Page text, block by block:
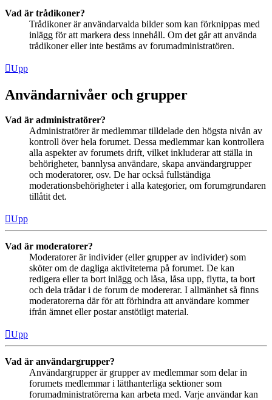
Vad är trådikoner?
Trådikoner är användarvalda bilder som kan förknippas med
inlägg för att markera dess innehåll. Om det går att använda
trådikoner eller inte bestäms av forumadministratören.
Upp
Användarnivåer och grupper
Vad är administratörer?
Administratörer är medlemmar tilldelade den högsta nivån av
kontroll över hela forumet. Dessa medlemmar kan kontrollera
alla aspekter av forumets drift, vilket inkluderar att ställa in
behörigheter, bannlysa användare, skapa användargrupper
och moderatorer, osv. De har också fullständiga
moderationsbehörigheter i alla kategorier, om forumgrundaren
tillåtit det.
Upp
Vad är moderatorer?
Moderatorer är individer (eller grupper av individer) som
sköter om de dagliga aktiviteterna på forumet. De kan
redigera eller ta bort inlägg och låsa, låsa upp, flytta, ta bort
och dela trådar i de forum de modererar. I allmänhet så finns
moderatorerna där för att förhindra att användare kommer
ifrån ämnet eller postar anstötligt material.
Upp
Vad är användargrupper?
Användargrupper är grupper av medlemmar som delar in
forumets medlemmar i lätthanterliga sektioner som
forumadministratörerna kan arbeta med. Varje användar kan